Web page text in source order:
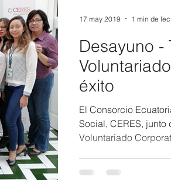
Desayuno -
éxito
El Consorcio
Social, CERES,
Voluntariado
17 may 2019 1 min de